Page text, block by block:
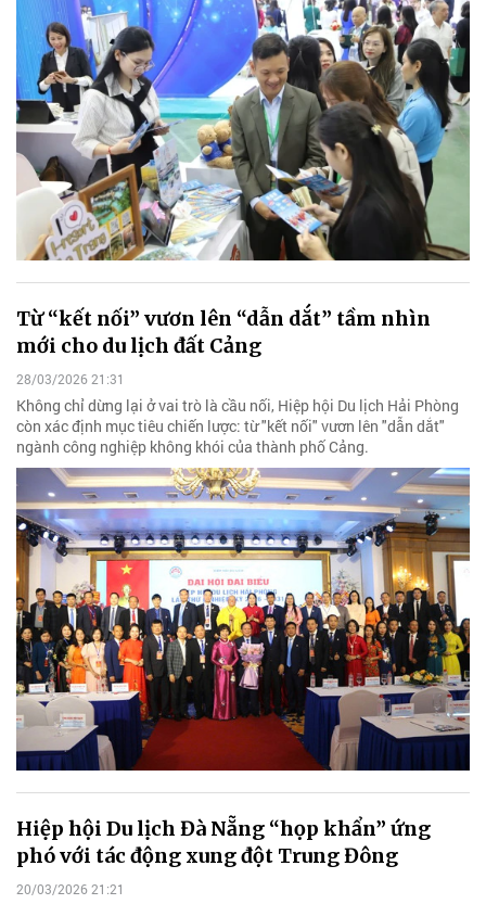
Từ “kết nối” vươn lên “dẫn dắt” tầm nhìn
mới cho du lịch đất Cảng
28/03/2026 21:31
Không chỉ dừng lại ở vai trò là cầu nối, Hiệp hội Du lịch Hải Phòng
còn xác định mục tiêu chiến lược: từ "kết nối" vươn lên "dẫn dắt"
ngành công nghiệp không khói của thành phố Cảng.
Hiệp hội Du lịch Đà Nẵng “họp khẩn” ứng
phó với tác động xung đột Trung Đông
20/03/2026 21:21